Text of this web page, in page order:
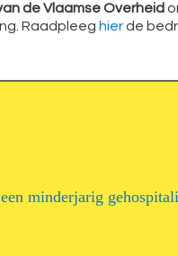
de Vlaamse Overheid
Raadpleeg hierde
minderjarig